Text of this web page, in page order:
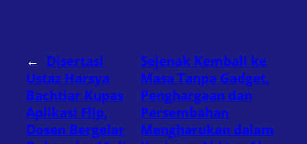
← Disertasi
Ustaz Harsya
Bachtiar Kupas
Aplikasi Flip,
Dosen Bergelar
Sejenak Kembali ke
Masa Tanpa Gadget,
Penghargaan dan
Persembahan
Mengharukan dalam